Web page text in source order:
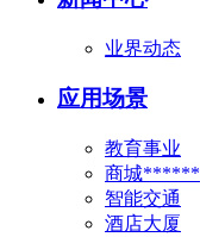
业界动态
应用场景
教育事业
商城******
智能交通
酒店大厦